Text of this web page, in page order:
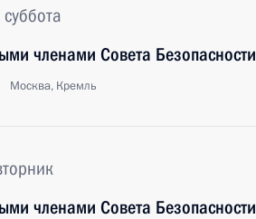
членами Совета Безопасности
Москва, Кремль
членами Совета Безопасности